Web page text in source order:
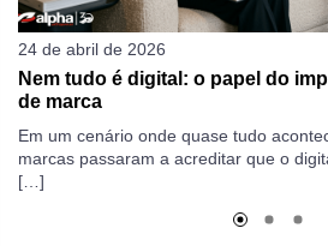
24 de abril de 2026
Nem tudo é digital: o papel do
de marca
Em um cenário onde quase tudo
marcas passaram a acreditar que o
[…]